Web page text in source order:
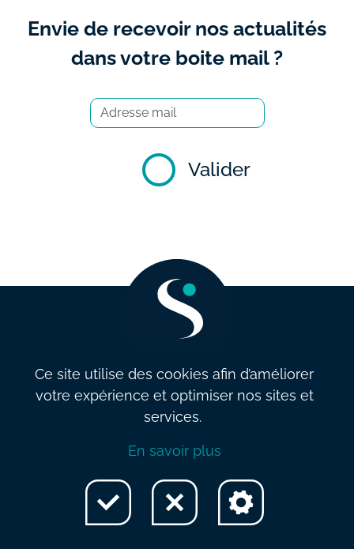
Envie de recevoir nos actualités
dans votre boite mail ?
Valider
info@salarysolution.be •
Politique et qualité
Ce site utilise des cookies afin d’améliorer
votre expérience et optimiser nos sites et
services.
En savoir plus